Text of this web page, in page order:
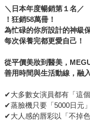
＼日本年度暢銷第１名／
！狂銷58萬冊！
為忙碌的你所設計的神級
每次保養完都更愛自己！
從平價美妝到醫美，
善用時間與生活動線，融
✔大多數女演員都有「這個
✔蒸臉機只要「5000日元
✔大人感的唇彩以「不掉